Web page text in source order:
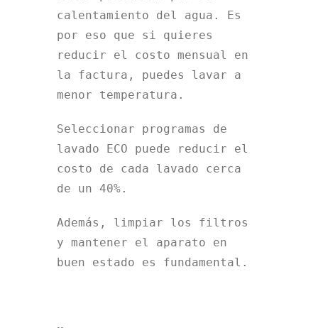
calentamiento del agua. Es
por eso que si quieres
reducir el costo mensual en
la factura, puedes lavar a
menor temperatura.
Seleccionar programas de
lavado ECO puede reducir el
costo de cada lavado cerca
de un 40%.
Además, limpiar los filtros
y mantener el aparato en
buen estado es fundamental.